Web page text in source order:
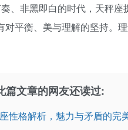
、非黑即白的时代，天秤
对平衡、美与理解的坚持。
篇文章的网友还读过:
性格解析，魅力与矛盾的完